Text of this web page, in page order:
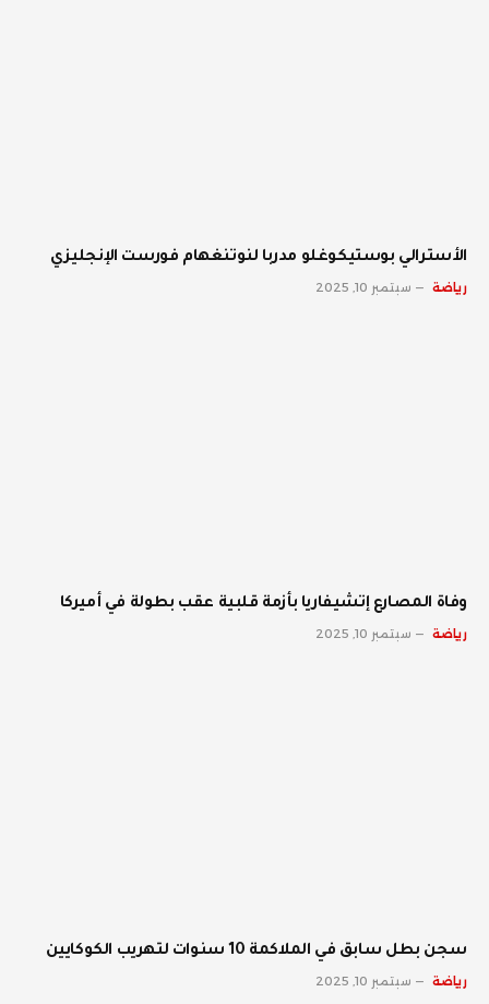
الأسترالي بوستيكوغلو مدربا لنوتنغهام فورست الإنجليزي
رياضة سبتمبر 10, 2025
وفاة المصارع إتشيفاريا بأزمة قلبية عقب بطولة في أميركا
رياضة سبتمبر 10, 2025
سجن بطل سابق في الملاكمة 10 سنوات لتهريب الكوكايين
رياضة سبتمبر 10, 2025